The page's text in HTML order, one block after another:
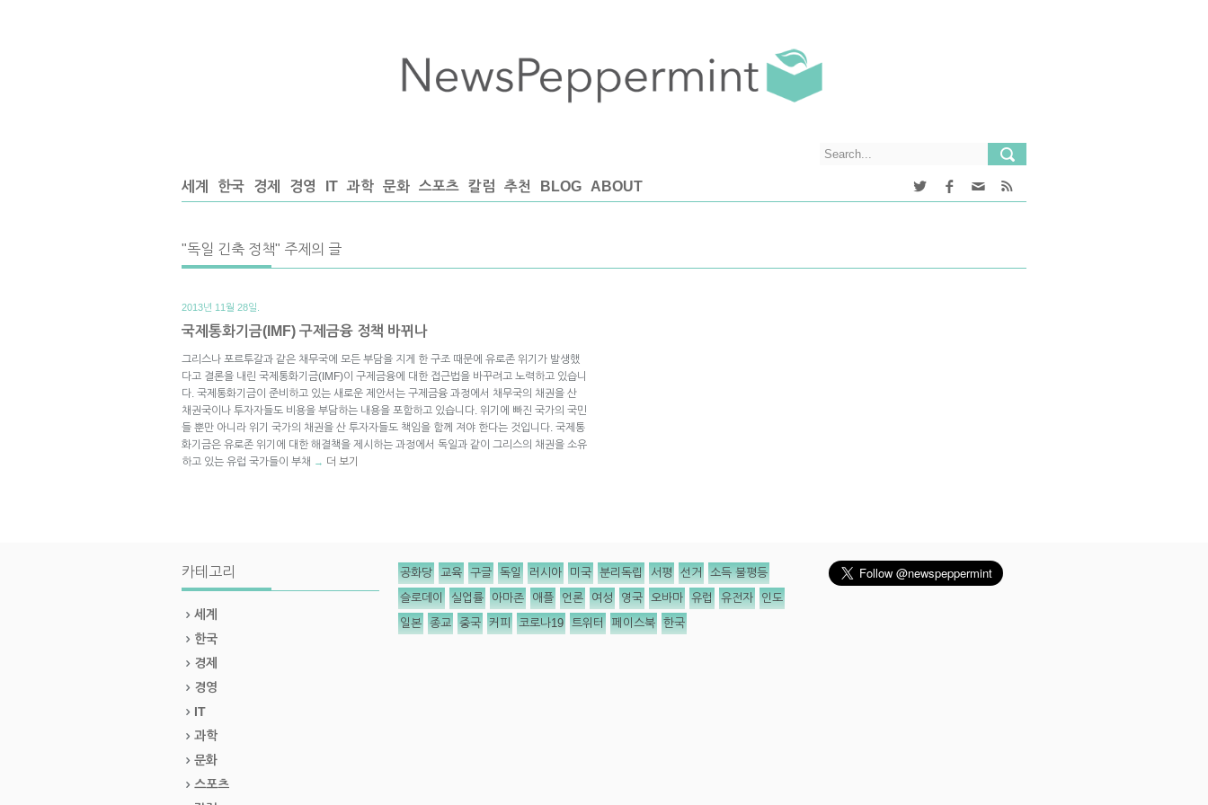
세계 한국 경제 경영 IT 과학 문화 스포츠 칼럼 추천 BLOG ABOUT
"독일 긴축 정책" 주제의 글
2013년 11월 28일.
국제통화기금(IMF) 구제금융 정책 바뀌나
그리스나 포르투갈과 같은 채무국에 모든 부담을 지게 한 구조 때문에 유로존 위기가 발생했
다고 결론을 내린 국제통화기금(IMF)이 구제금융에 대한 접근법을 바꾸려고 노력하고 있습니
다. 국제통화기금이 준비하고 있는 새로운 제안서는 구제금융 과정에서 채무국의 채권을 산
채권국이나 투자자들도 비용을 부담하는 내용을 포함하고 있습니다. 위기에 빠진 국가의 국민
들 뿐만 아니라 위기 국가의 채권을 산 투자자들도 책임을 함께 져야 한다는 것입니다. 국제통
화기금은 유로존 위기에 대한 해결책을 제시하는 과정에서 독일과 같이 그리스의 채권을 소유
하고 있는 유럽 국가들이 부채 → 더 보기
카테고리
세계
한국
경제
경영
IT
과학
문화
스포츠
공화당 교육 구글 독일 러시아 미국 분리독립 서평 선거 소득 불평등
슬로데이 실업률 아마존 애플 언론 여성 영국 오바마 유럽 유전자 인도
일본 종교 중국 커피 코로나19 트위터 페이스북 한국